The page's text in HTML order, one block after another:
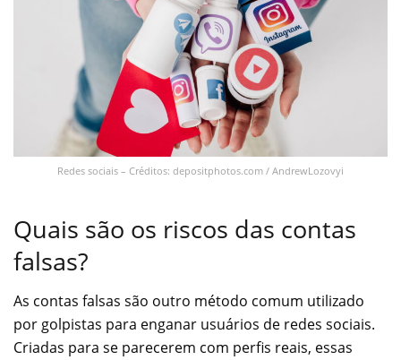
Redes sociais – Créditos: depositphotos.com / AndrewLozovyi
Quais são os riscos das contas
falsas?
As contas falsas são outro método comum utilizado
por golpistas para enganar usuários de redes sociais.
Criadas para se parecerem com perfis reais, essas